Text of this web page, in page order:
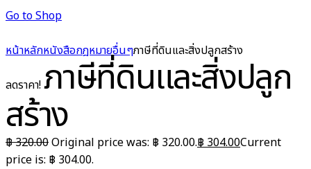
Go to Shop
หน้าหลักหนังสือกฎหมายอื่นๆภาษีที่ดินและสิ่งปลูกสร้าง
ลดราคา!ภาษีที่ดินและสิ่งปลูก
สร้าง
฿320.00Original price was: ฿ 320.00.฿ 304.00Current
price is: ฿ 304.00.